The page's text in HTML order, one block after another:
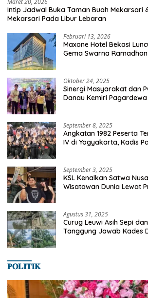
Maret 20, 2026
Intip Jadwal Buka Taman Buah Mekarsari
Mekarsari Pada Libur Lebaran
Februari 13, 2026
Maxone Hotel Bekasi
Gema Swarna Ramadhan
Oktober 24, 2025
Sinergi Masyarakat dan
Danau Kemiri
September 8, 2025
Angkatan 1982 Peserta
IV di Yogyakarta, Kadis
September 3, 2025
KSL Kenalkan Satwa
Wisatawan Dunia Lewat
Agustus 31, 2025
Curug Leuwi Asih Sepi
Tanggung Jawab Kades
𝐏𝐎𝐋𝐈𝐓𝐈𝐊